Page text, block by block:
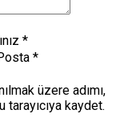
*
*
üzere adımı,
kaydet.